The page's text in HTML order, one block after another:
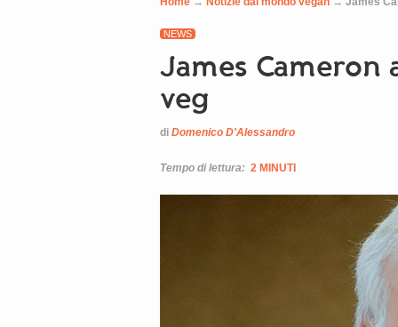
NEWS
James
veg
di Domenico D'Alessandro
Tempo di lettura: 2 MINUTI